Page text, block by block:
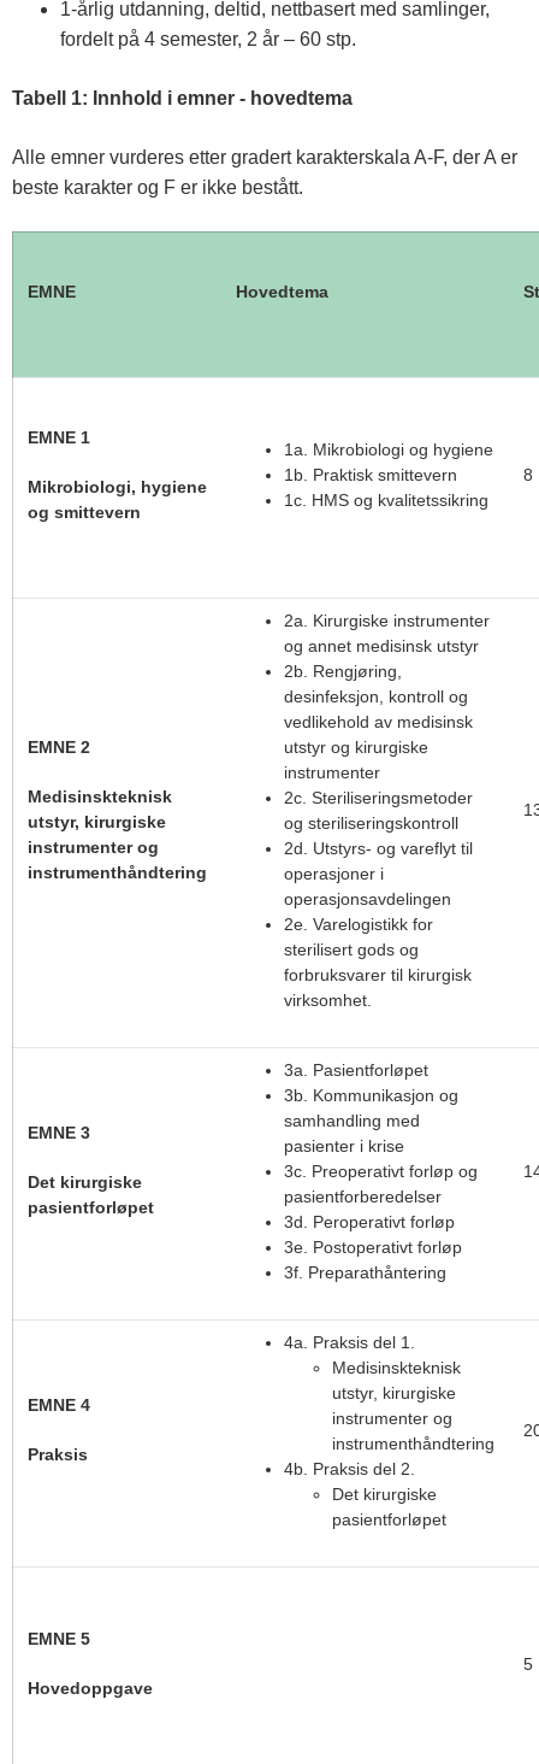
1-årlig utdanning, deltid, nettbasert med samlinger,
fordelt på 4 semester, 2 år – 60 stp.
Tabell 1: Innhold i emner - hovedtema
Alle emner vurderes etter gradert karakterskala A-F, der A er
beste karakter og F er ikke bestått.
EMNE Hovedtema
EMNE 1
Mikrobiologi, hygiene
og smittevern
1a. Mikrobiologi og hygiene
1b. Praktisk smittevern
1c. HMS og kvalitetssikring
8
EMNE 2
Medisinskteknisk
utstyr, kirurgiske
instrumenter og
instrumenthåndtering
2a. Kirurgiske instrumenter
og annet medisinsk utstyr
2b. Rengjøring,
desinfeksjon, kontroll og
vedlikehold av medisinsk
utstyr og kirurgiske
instrumenter
2c. Steriliseringsmetoder
og steriliseringskontroll
2d. Utstyrs- og vareflyt til
operasjoner i
operasjonsavdelingen
2e. Varelogistikk for
sterilisert gods og
forbruksvarer til kirurgisk
virksomhet.
EMNE 3
Det kirurgiske
pasientforløpet
3a. Pasientforløpet
3b. Kommunikasjon og
samhandling med
pasienter i krise
3c. Preoperativt forløp og
pasientforberedelser
3d. Peroperativt forløp
3e. Postoperativt forløp
3f. Preparathåntering
EMNE 4
Praksis
4a. Praksis del 1.
Medisinskteknisk
utstyr, kirurgiske
instrumenter og
instrumenthåndtering
4b. Praksis del 2.
Det kirurgiske
pasientforløpet
EMNE 5
Hovedoppgave
5